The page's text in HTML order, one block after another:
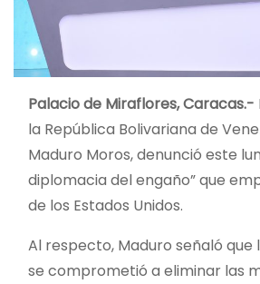
Palacio de Miraflores, Caracas.-
la República Bolivariana de
Maduro Moros, denunció este
diplomacia del engaño” que
de los Estados Unidos.
Al respecto, Maduro señaló que
se comprometió a eliminar las